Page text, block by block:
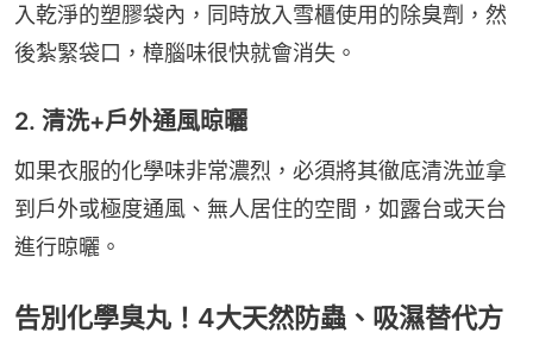
入乾淨的塑膠袋內，同時放入雪櫃使用的除臭劑，然
後紮緊袋口，樟腦味很快就會消失。
2. 清洗+戶外通風晾曬
如果衣服的化學味非常濃烈，必須將其徹底清洗並拿
到戶外或極度通風、無人居住的空間，如露台或天台
進行晾曬。
告別化學臭丸！4大天然防蟲、吸濕替代方